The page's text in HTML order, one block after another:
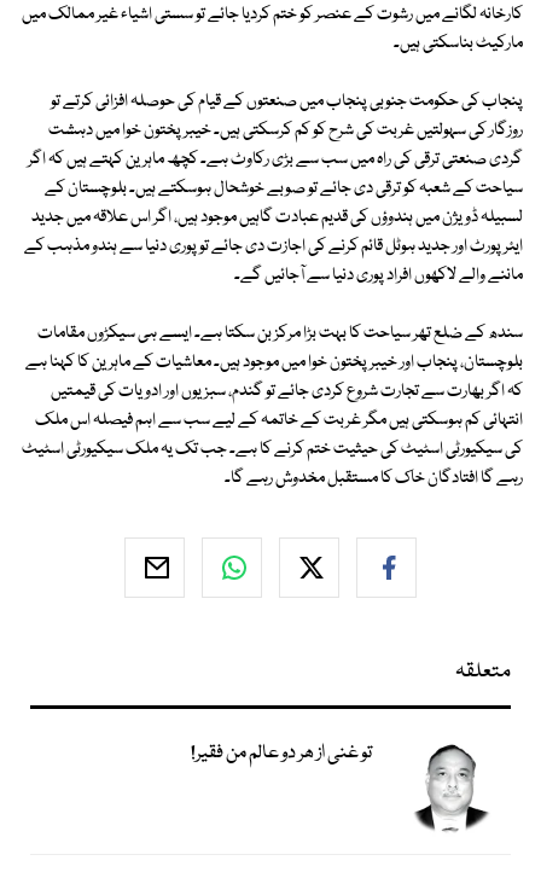
کارخانہ لگانے میں رشوت کے عنصر کو ختم کردیا جائے تو سستی اشیاء غیر ممالک میں
مارکیٹ بناسکتی ہیں۔
پنجاب کی حکومت جنوبی پنجاب میں صنعتوں کے قیام کی حوصلہ افزائی کرتے تو
روزگار کی سہولتیں غربت کی شرح کو کم کرسکتی ہیں۔ خیبرپختون خوا میں دہشت
گردی صنعتی ترقی کی راہ میں سب سے بڑی رکاوٹ ہے۔ کچھ ماہرین کہتے ہیں کہ اگر
سیاحت کے شعبہ کو ترقی دی جائے تو صوبے خوشحال ہوسکتے ہیں۔ بلوچستان کے
لسبیلہ ڈویژن میں ہندوؤں کی قدیم عبادت گاہیں موجود ہیں، اگر اس علاقہ میں جدید
ایئر پورٹ اور جدید ہوٹل قائم کرنے کی اجازت دی جائے تو پوری دنیا سے ہندو مذہب کے
ماننے والے لاکھوں افراد پوری دنیا سے آجائیں گے۔
سندھ کے ضلع تھر سیاحت کا بہت بڑا مرکز بن سکتا ہے۔ ایسے ہی سیکڑوں مقامات
بلوچستان، پنجاب اور خیبرپختون خوا میں موجود ہیں۔ معاشیات کے ماہرین کا کہنا ہے
کہ اگر بھارت سے تجارت شروع کردی جائے تو گندم، سبزیوں اور ادویات کی قیمتیں
انتہائی کم ہوسکتی ہیں مگر غربت کے خاتمہ کے لیے سب سے اہم فیصلہ اس ملک
کی سیکیورٹی اسٹیٹ کی حیثیت ختم کرنے کا ہے۔ جب تک یہ ملک سیکیورٹی اسٹیٹ
رہے گا افتادگان خاک کا مستقبل مخدوش رہے گا۔
متعلقہ
تو غنی از ھر دو عالم من فقیر!